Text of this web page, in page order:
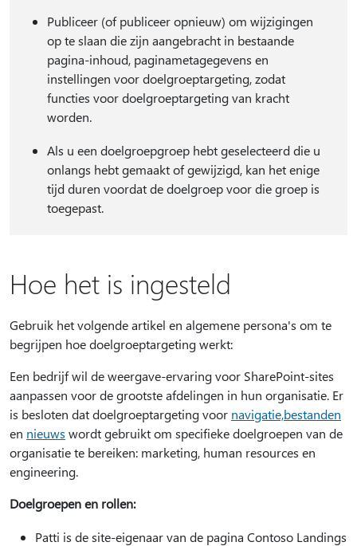
Publiceer (of publiceer opnieuw) om wijzigingen
op te slaan die zijn aangebracht in bestaande
pagina-inhoud, paginametagegevens en
instellingen voor doelgroeptargeting, zodat
functies voor doelgroeptargeting van kracht
worden.
Als u een doelgroepgroep hebt geselecteerd die u
onlangs hebt gemaakt of gewijzigd, kan het enige
tijd duren voordat de doelgroep voor die groep is
toegepast.
Hoe het is ingesteld
Gebruik het volgende artikel en algemene persona's om te
begrijpen hoe doelgroeptargeting werkt:
Een bedrijf wil de weergave-ervaring voor SharePoint-sites
aanpassen voor de grootste afdelingen in hun organisatie. Er
is besloten dat doelgroeptargeting voor navigatie,bestanden
en nieuws wordt gebruikt om specifieke doelgroepen van de
organisatie te bereiken: marketing, human resources en
engineering.
Doelgroepen en rollen:
Patti is de site-eigenaar van de pagina Contoso Landings